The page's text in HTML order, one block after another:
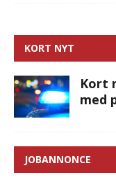
KORT NYT
Kort
med
JOBANNONCE